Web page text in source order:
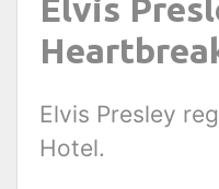
Elvis
Elvis Presley
Hotel.